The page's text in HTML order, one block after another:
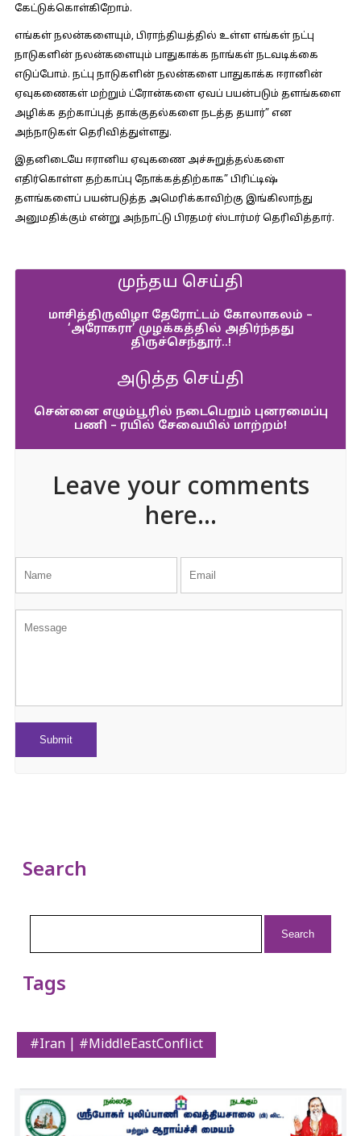
கேட்டுக்கொள்கிறோம்.
எங்கள் நலன்களையும், பிராந்தியத்தில் உள்ள எங்கள் நட்பு
நாடுகளின் நலன்களையும் பாதுகாக்க நாங்கள் நடவடிக்கை
எடுப்போம். நட்பு நாடுகளின் நலன்களை பாதுகாக்க ஈரானின்
ஏவுகணைகள் மற்றும் ட்ரோன்களை ஏவப் பயன்படும் தளங்களை
அழிக்க தற்காப்புத் தாக்குதல்களை நடத்த தயார்” என
அந்நாடுகள் தெரிவித்துள்ளது.
இதனிடையே ஈரானிய ஏவுகணை அச்சுறுத்தல்களை
எதிர்கொள்ள தற்காப்பு நோக்கத்திற்காக” பிரிட்டிஷ்
தளங்களைப் பயன்படுத்த அமெரிக்காவிற்கு இங்கிலாந்து
அனுமதிக்கும் என்று அந்நாட்டு பிரதமர் ஸ்டார்மர் தெரிவித்தார்.
முந்தய செய்தி
மாசித்திருவிழா தேரோட்டம் கோலாகலம் –
‘அரோகரா’ முழக்கத்தில் அதிர்ந்தது
திருச்செந்தூர்..!
அடுத்த செய்தி
சென்னை எழும்பூரில் நடைபெறும் புனரமைப்பு
பணி – ரயில் சேவையில் மாற்றம்!
Leave your comments
here...
Search
Tags
#Iran | #MiddleEastConflict